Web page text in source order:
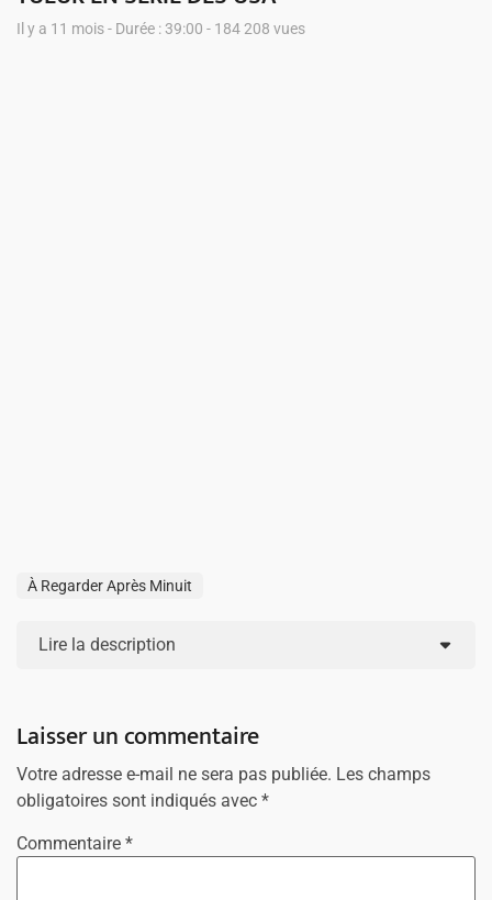
Il y a 11 mois - Durée : 39:00 - 184 208 vues
À Regarder Après Minuit
Lire la description
Laisser un commentaire
Votre adresse e-mail ne sera pas publiée. Les champs
obligatoires sont indiqués avec *
Commentaire *